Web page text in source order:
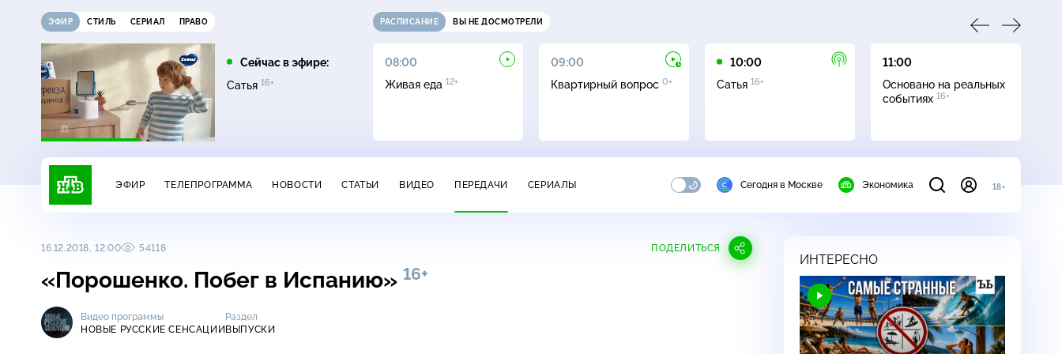
ЭФИР СТИЛЬ СЕРИАЛ ПРАВО
Сейчас в эфире:
Сатья 16+
РАСПИСАНИЕ ВЫ НЕ ДОСМОТРЕЛИ
07:00
Сегодня
07:20
Главная дорога
08:00
Живая еда 12+
09:00
Квартирный вопрос 0+
10:00
Сатья 16+
11:00
Основано на реальных
событиях 16+
ЭФИР ТЕЛЕПРОГРАММА НОВОСТИ СТАТЬИ ВИДЕО ПЕРЕДАЧИ СЕРИАЛЫ Сегодня в Москве Экономика 18+
16.12.2018, 12:00 54118 ПОДЕЛИТЬСЯ
«Порошенко. Побег в Испанию» 16+
Видео программы
НОВЫЕ РУССКИЕ СЕНСАЦИИ
Раздел
ВЫПУСКИ
ИНТЕРЕСНО